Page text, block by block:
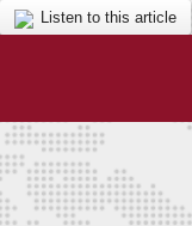
Listen to this article